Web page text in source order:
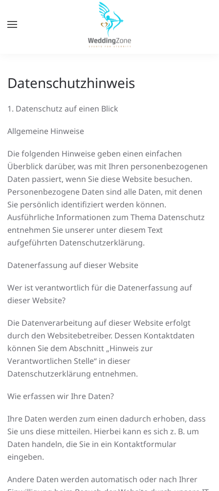
Datenschutzhinweis
1. Datenschutz auf einen Blick
Allgemeine Hinweise
Die folgenden Hinweise geben einen einfachen
Überblick darüber, was mit Ihren personenbezogenen
Daten passiert, wenn Sie diese Website besuchen.
Personenbezogene Daten sind alle Daten, mit denen
Sie persönlich identifiziert werden können.
Ausführliche Informationen zum Thema Datenschutz
entnehmen Sie unserer unter diesem Text
aufgeführten Datenschutzerklärung.
Datenerfassung auf dieser Website
Wer ist verantwortlich für die Datenerfassung auf
dieser Website?
Die Datenverarbeitung auf dieser Website erfolgt
durch den Websitebetreiber. Dessen Kontaktdaten
können Sie dem Abschnitt „Hinweis zur
Verantwortlichen Stelle“ in dieser
Datenschutzerklärung entnehmen.
Wie erfassen wir Ihre Daten?
Ihre Daten werden zum einen dadurch erhoben, dass
Sie uns diese mitteilen. Hierbei kann es sich z. B. um
Daten handeln, die Sie in ein Kontaktformular
eingeben.
Andere Daten werden automatisch oder nach Ihrer